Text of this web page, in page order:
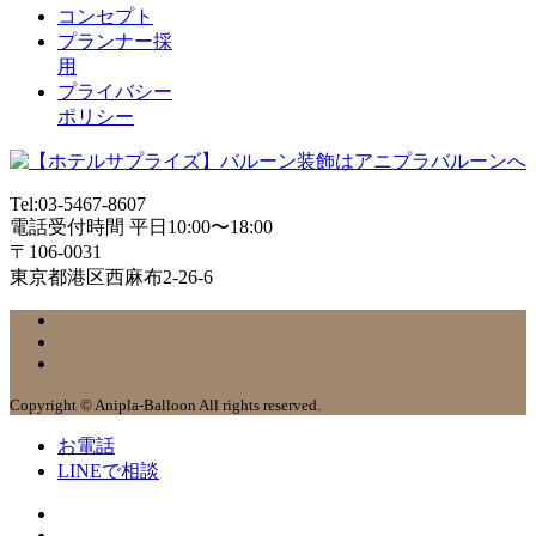
コンセプト
プランナー採
用
プライバシー
ポリシー
Tel:03-5467-8607
電話受付時間 平日10:00〜18:00
〒106-0031
東京都港区西麻布2-26-6
Copyright © Anipla-Balloon All rights reserved.
お電話
LINEで相談